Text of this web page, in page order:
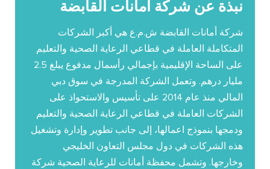
نبذة عن شركة أمانات القابضة
شركة أمانات القابضة ش.م.ع هي أكبر الشركات
المتكاملة العاملة في قطاعي الرعاية الصحية والتعليم
على الساحة الإقليمية بإجمالي رأسمال مدفوع يبلغ 2.5
مليار درهم. وتعمل الشركة المدرجة في سوق دبي
المالي منذ عام 2014 على تأسيس والاستحواذ على
الشركات العاملة في قطاعي الرعاية الصحية والتعليم
ودمجها بنموذج اعمالها، إلى جانب تطوير وإدارة وتشغيل
هذه الشركات في دول مجلس التعاون الخليجي
وخارجها. وتشمل محفظة أمانات للرعاية الصحية شركة